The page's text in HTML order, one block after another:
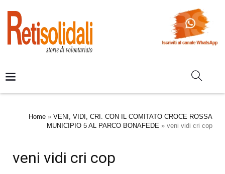
Home » VENI, VIDI, CRI. CON IL COMITATO CROCE ROSSA
MUNICIPIO 5 AL PARCO BONAFEDE » veni vidi cri cop
veni vidi cri cop